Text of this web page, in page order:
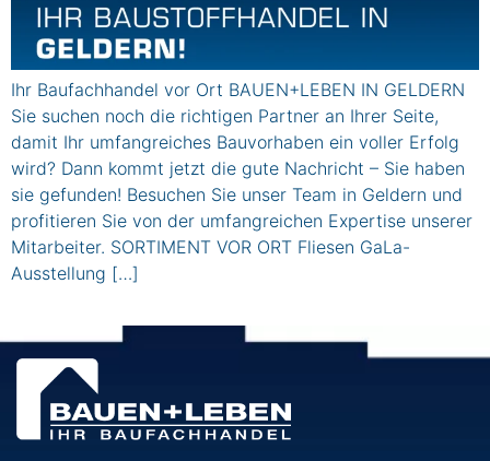
Ihr Baufachhandel vor Ort BAUEN+LEBEN IN GELDERN
Sie suchen noch die richtigen Partner an Ihrer Seite,
damit Ihr umfangreiches Bauvorhaben ein voller Erfolg
wird? Dann kommt jetzt die gute Nachricht – Sie haben
sie gefunden! Besuchen Sie unser Team in Geldern und
profitieren Sie von der umfangreichen Expertise unserer
Mitarbeiter. SORTIMENT VOR ORT Fliesen GaLa-
Ausstellung […]